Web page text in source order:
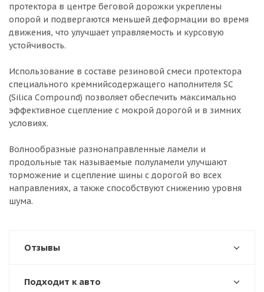
протектора в центре беговой дорожки укреплены
опорой и подвергаются меньшей деформации во время
движения, что улучшает управляемость и курсовую
устойчивость.
Использование в составе резиновой смеси протектора
специального кремнийсодержащего наполнителя SC
(Silica Compound) позволяет обеспечить максимально
эффективное сцепление с мокрой дорогой и в зимних
условиях.
Волнообразные разнонаправленные ламели и
продольные так называемые полуламели улучшают
торможение и сцепление шины с дорогой во всех
направлениях, а также способствуют снижению уровня
шума.
Отзывы
Подходит к авто